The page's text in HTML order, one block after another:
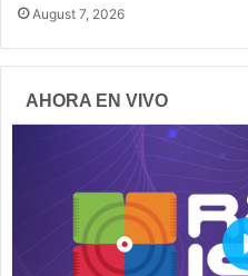
August 7, 2026
AHORA EN VIVO